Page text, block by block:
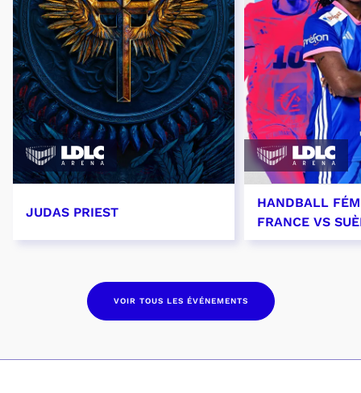
JUDAS PRIEST
HANDBALL
FRANCE VS
VOIR TOUS LES ÉVÉNEMENTS